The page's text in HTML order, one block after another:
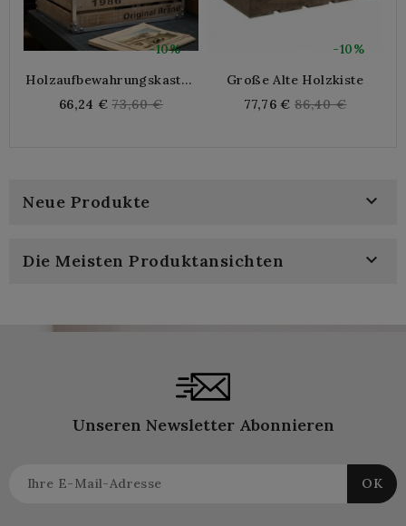
-10%
Holzaufbewahrungskasten
66,24 € Regular
73,60 €
-10%
Große Alte Holzkiste
77,76 € Regular
86,40 €
Neue Produkte 
Die Meisten Produktansichten 
Unseren Newsletter Abonnieren